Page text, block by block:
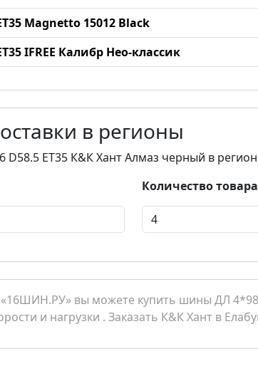
Magnetto 15012 Black
IFREE Калибр Нео-классик
в регионы
D58.5 ET35 К&К Хант Алмаз черный в
Количество товара
вы можете купить шины ДЛ
и нагрузки . Заказать К&К Хант в